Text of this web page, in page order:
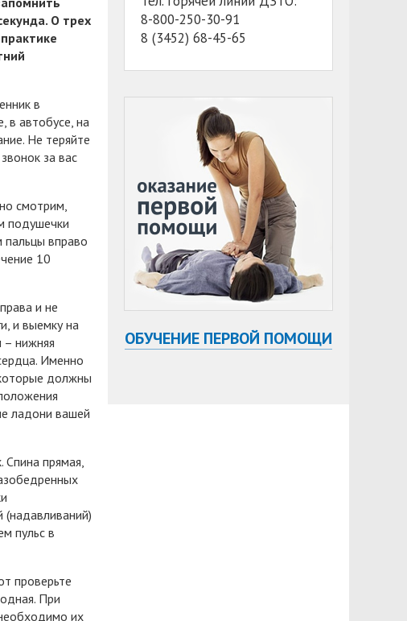
О трех
в
в автобусе, на
Не теряйте
за вас
смотрим,
подушечки
вправо
10
и не
и выемку на
– нижняя
Именно
должны
ладони вашей
Спина прямая,
(надавливаний)
пульс в
проверьте
При
их
8-800-250-30-91
8 (3452) 68-45-65
ОБУЧЕНИЕ ПЕРВОЙ ПОМОЩИ